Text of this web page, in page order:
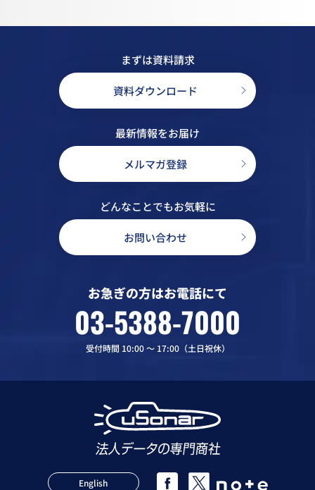
まずは資料請求
資料ダウンロード
最新情報をお届け
メルマガ登録
どんなことでもお気軽に
お問い合わせ
お急ぎの方はお電話にて
03-5388-7000
受付時間 10:00 〜 17:00（土日祝休）
English